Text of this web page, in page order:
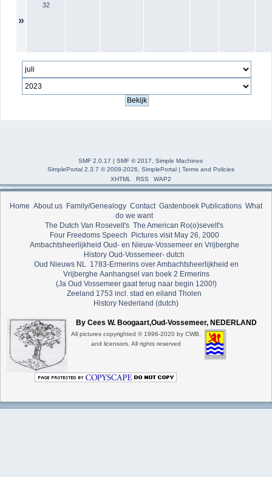
»
32
SMF 2.0.17 | SMF © 2017
Simple Machines
SimplePortal 2.3.7 © 2008-2026, SimplePortal| Terms and Policies
XHTML
RSS WAP2
Home About us Family/Genealogy Contact Gastenboek Publications What
do we want
The Dutch Van Rosevelt's The American Ro(o)sevelt's
Four Freedoms Speech Pictures visit May 26, 2000
Ambachtsheerlijkheid Oud- en Nieuw-Vossemeer en Vrijberghe
History Oud-Vossemeer- dutch
Oud Nieuws NL
1783-Ermerins over Ambachtsheerlijkheid en
Vrijberghe Aanhangsel van boek 2 Ermerins
(Ja Oud Vossemeer gaat terug naar begin 1200!)
Zeeland 1753 incl. stad en eiland Tholen
History Nederland (dutch)
By Cees W. Boogaart,Oud-Vossemeer, NEDERLAND
All pictures copyrighted © 1996-2020 by CWB,
and licensors. All rights reserved